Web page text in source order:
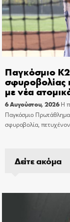
Παγκόσμιο
σφυροβολίας
με νέα
6 Αυγούστου, 2026 Η
Παγκόσμιο
σφυροβολία,
Δείτε ακόμα